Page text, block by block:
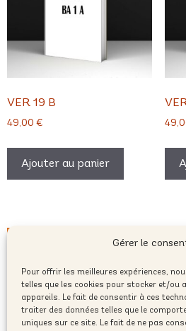
Gérer le
Pour offrir les meilleures expériences,
telles que les cookies pour stocker et/ou
appareils. Le fait de consentir à ces
traiter des données telles que le
uniques sur ce site. Le fait de ne pas
VER 19 B
49,00 €
Ajouter au panier